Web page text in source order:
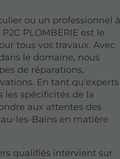
ou un professionnel à
PLOMBERIE est le
tous vos travaux. Avec
le domaine, nous
de réparations,
En tant qu'experts
les spécificités de la
aux attentes des
les-Bains en matière
qualifiés intervient sur